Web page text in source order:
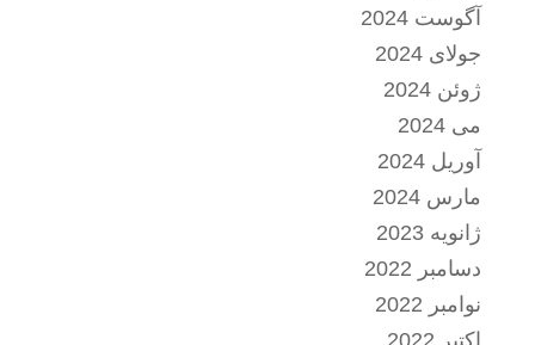
آگوست 2024
جولای 2024
ژوئن 2024
می 2024
آوریل 2024
مارس 2024
ژانویه 2023
دسامبر 2022
نوامبر 2022
اکتبر 2022